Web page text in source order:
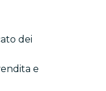
dei
e